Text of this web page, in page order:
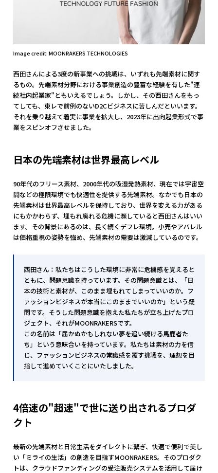
Image credit: MOONRAKERS TECHNOLOGIES
西田さんによる3度の新事業への挑戦は、いずれも先端素材に関す
るもの。先端素材分野における事業創造の豊富な経験を有した"連
続社内起業家"ともいえるでしょう。しかし、その西田さんをもっ
てしても、東レで前例のないD2Cビジネスに苦しんだといいます。
それを乗り越えて着実に事業を拡大し、2023年に出向起業形式で事
業をスピンオフさせました。
日本の先端素材は世界最高レベル
90年代のフリース素材、2000年代の吸湿発熱素材、現在では宇宙空
間などの極限環境でも快適性を提供する先端素材。なかでも日本の
先端素材は世界最高レベルを保持しており、世界を変える力がある
にもかかわらず、埋もれ廃れる危機に瀕していると西田さんはいい
ます。その背景にあるのは、長く続くデフレ環境。小売やアパレル
は価格重視の姿勢を強め、先端素材の需要は激減しているのです。
西田さん：私たちはこうした環境に非常に危機感を覚えると
ともに、問題意識を持っています。その問題意識とは、「日
本の技術と素材が、このまま埋もれてしまっていいのか。フ
ァッションビジネスが本当にこのままでいいのか」という疑
問です。そうした問題意識を抱えた私たちが立ち上げたプロ
ジェクト、それがMOONRAKERSです。
この名前は「届かぬかもしれない夢を追い続ける馬鹿者た
ち」という意味合いを持っています。私たちは素材の力を信
じ、ファッションビジネスの常識感を覆す挑戦を、理想を目
指して進めていくことにいたしました。
4倍速の"超速"で世に送り出されるプロダ
クト
最新の先端素材と日常生活をダイレクトに繋ぎ、快適で便利で美し
い「ミライの生活」の創造を目指すMOONRAKERS。そのプロダク
トは、クラウドファンディングの受注販売システムを活用して届け